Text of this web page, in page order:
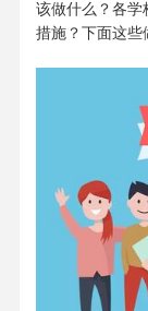
该做什么？各学
措施？ 下面这些